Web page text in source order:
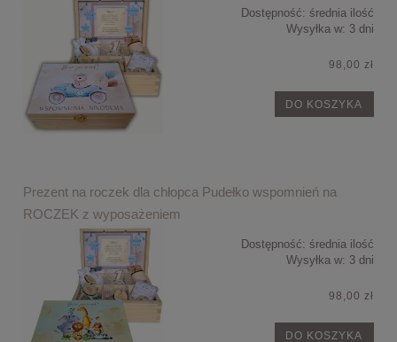
Dostępność: średnia ilość
Wysyłka w: 3 dni
98,00 zł
DO KOSZYKA
Prezent na roczek dla chłopca Pudełko wspomnień na
ROCZEK z wyposażeniem
Dostępność: średnia ilość
Wysyłka w: 3 dni
98,00 zł
DO KOSZYKA